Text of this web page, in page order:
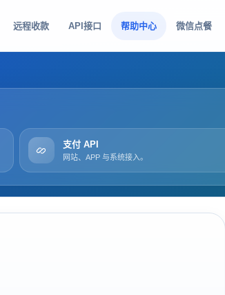
远程收款 API接口 帮助中心 微信点餐
支付 API
网站、APP 与系统接入。